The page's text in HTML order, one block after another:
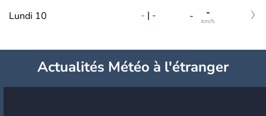
Lundi 10 - | - - -
km/h
Actualités Météo à l'étranger